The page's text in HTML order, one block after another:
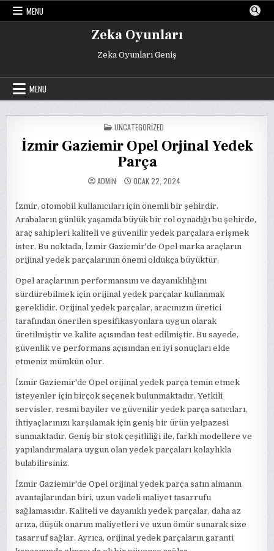
Skip
MENU
Zeka Oyunları
Zeka Oyunları Geniş
MENU
POSTED
IN
UNCATEGORIZED
İzmir Gaziemir Opel Orjinal Yedek
Parça
ADMIN OCAK 22, 2024
İzmir, otomobil kullanıcıları için önemli bir şehirdir.
Arabaların günlük yaşamda büyük bir rol oynadığı bu şehirde,
araç sahipleri kaliteli ve güvenilir yedek parçalara erişmek
ister. Bu noktada, İzmir Gaziemir'de Opel marka araçların
orijinal yedek parçalarının önemi oldukça büyüktür.
Opel araçlarının performansını ve dayanıklılığını
sürdürebilmek için orijinal yedek parçalar kullanmak
gereklidir. Orijinal yedek parçalar, aracınızın üretici
tarafından önerilen spesifikasyonlara uygun olarak
üretilmiştir ve kalite açısından test edilmiştir. Bu sayede,
güvenlik ve performans açısından en iyi sonuçları elde
etmeniz mümkün olur.
İzmir Gaziemir'de Opel orijinal yedek parça temin etmek
isteyenler için birçok seçenek bulunmaktadır. Yetkili
servisler, resmi bayiler ve güvenilir yedek parça satıcıları,
ihtiyaçlarınızı karşılamak için geniş bir ürün yelpazesi
sunmaktadır. Geniş bir stok çeşitliliği ile, farklı modellere ve
yapılandırmalara uygun olan yedek parçaları kolaylıkla
bulabilirsiniz.
İzmir Gaziemir'de Opel orijinal yedek parça satın almanın
avantajlarından biri, uzun vadeli maliyet tasarrufu
sağlamasıdır. Kaliteli ve dayanıklı yedek parçalar, daha az
arıza, düşük onarım maliyetleri ve uzun ömür sunarak size
tasarruf sağlar. Ayrıca, orijinal yedek parçaların garanti